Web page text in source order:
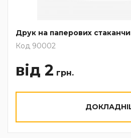
Друк на паперових
Код 90002
від 2 грн.